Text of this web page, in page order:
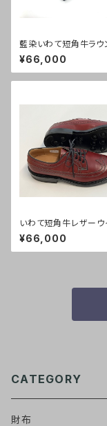
藍染いわて短角牛ラウ
布
¥66,000
いわて短角牛レザーウ
ップ【茶】リーガルコー
ョン製
¥66,000
CATEGORY
財布